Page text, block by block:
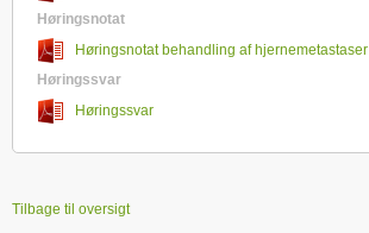
Høringsnotat
Høringsnotat behandling af hjernemetastaser
Høringssvar
Høringssvar
Tilbage til oversigt